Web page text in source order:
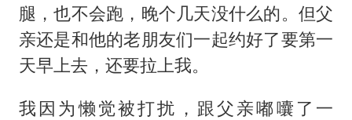
腿，也不会跑，晚个几天没什么的。但父
亲还是和他的老朋友们一起约好了要第一
天早上去，还要拉上我。
我因为懒觉被打扰，跟父亲嘟囔了一